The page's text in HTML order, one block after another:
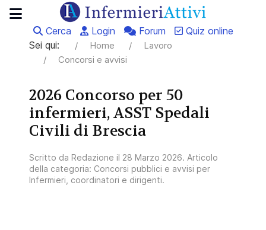
Cerca Login Forum
Quiz online
Sei qui:
Home
Lavoro
Concorsi e avvisi
2026 Concorso per 50
infermieri, ASST Spedali
Civili di Brescia
Scritto da Redazione il 28 Marzo 2026. Articolo
della categoria: Concorsi pubblici e avvisi per
Infermieri, coordinatori e dirigenti.